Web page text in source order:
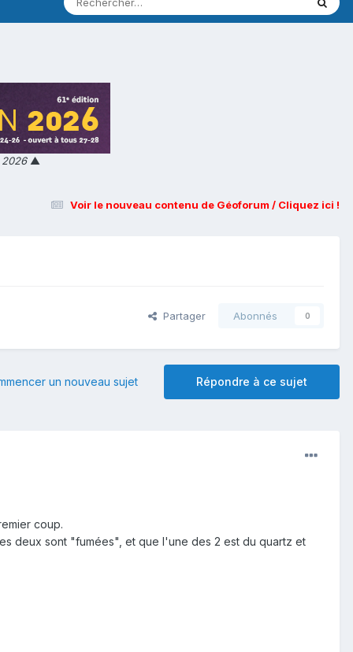
▲
Voir le nouveau contenu de Géoforum / Cliquez ici !
Partager Abonnés 0
Répondre à ce sujet
un nouveau sujet
coup.
deux sont "fumées", et que l'une des 2 est du quartz et